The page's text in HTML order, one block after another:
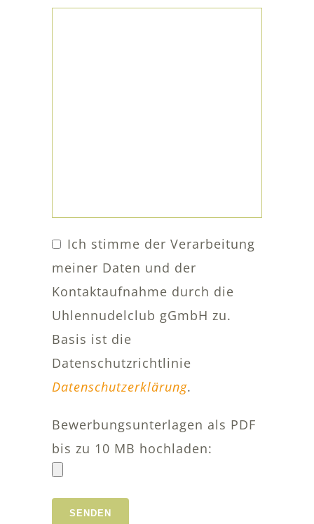
Ich stimme der Verarbeitung
meiner Daten und der
Kontaktaufnahme durch die
Uhlennudelclub gGmbH zu.
Basis ist die
Datenschutzrichtlinie
Datenschutzerklärung.
Bewerbungsunterlagen als PDF
bis zu 10 MB hochladen: